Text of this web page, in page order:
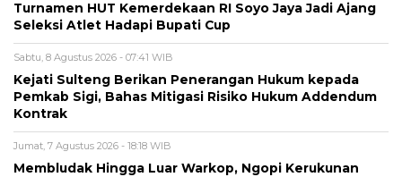
Turnamen HUT Kemerdekaan RI Soyo Jaya Jadi Ajang
Seleksi Atlet Hadapi Bupati Cup
Sabtu, 8 Agustus 2026 - 07:41 WIB
Kejati Sulteng Berikan Penerangan Hukum kepada
Pemkab Sigi, Bahas Mitigasi Risiko Hukum Addendum
Kontrak
Jumat, 7 Agustus 2026 - 18:18 WIB
Membludak Hingga Luar Warkop, Ngopi Kerukunan